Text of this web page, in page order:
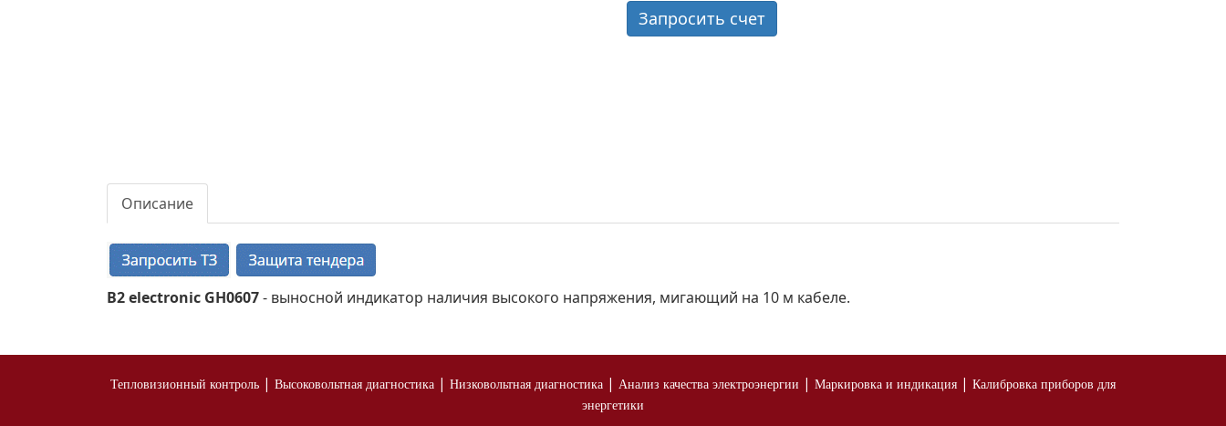
Запросить счет
Описание
B2 electronic GH0607- выносной индикатор наличия высокого напряжения, мигающий на 10 м кабеле.
Тепловизионный контроль | Высоковольтная диагностика | Низковольтная диагностика | Анализ качества электроэнергии | Маркировка и индикация | Калибровка приборов для
энергетики